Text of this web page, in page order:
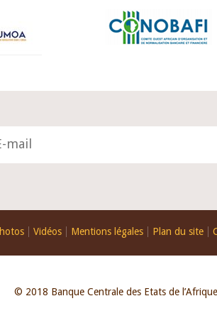
Vidéos Mentions légales Plan du site
© 2018 Banque Centrale des Etats de l’Afrique